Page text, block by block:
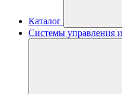
Каталог
Системы управления